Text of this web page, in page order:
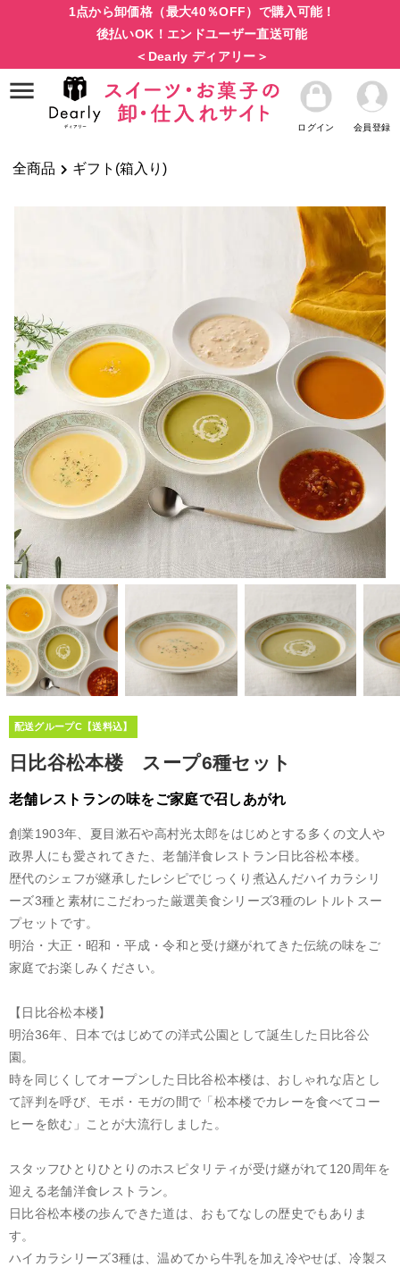
1点から卸価格（最大40％OFF）で購入可能！
後払いOK！エンドユーザー直送可能
＜Dearly ディアリー＞
ログイン 会員登録
全商品 ギフト(箱入り)
配送グループC【送料込】
日比谷松本楼 スープ6種セット
老舗レストランの味をご家庭で召しあがれ
創業1903年、夏目漱石や高村光太郎をはじめとする多くの文人や
政界人にも愛されてきた、老舗洋食レストラン日比谷松本楼。
歴代のシェフが継承したレシピでじっくり煮込んだハイカラシリ
ーズ3種と素材にこだわった厳選美食シリーズ3種のレトルトスー
プセットです。
明治・大正・昭和・平成・令和と受け継がれてきた伝統の味をご
家庭でお楽しみください。
【日比谷松本楼】
明治36年、日本ではじめての洋式公園として誕生した日比谷公
園。
時を同じくしてオープンした日比谷松本楼は、おしゃれな店とし
て評判を呼び、モボ・モガの間で「松本楼でカレーを食べてコー
ヒーを飲む」ことが大流行しました。
スタッフひとりひとりのホスピタリティが受け継がれて120周年を
迎える老舗洋食レストラン。
日比谷松本楼の歩んできた道は、おもてなしの歴史でもありま
す。
ハイカラシリーズ3種は、温めてから牛乳を加え冷やせば、冷製ス